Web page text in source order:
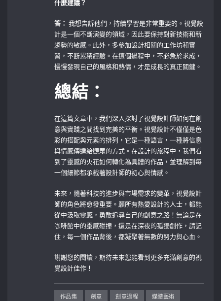
什麼建議？
答： 我想告訴他們，持續學習是非常重要的。視覺設
計是一個不斷演變的領域，因此要保持對新技術和新
趨勢的敏感。此外，多參加設計相關的工作坊和實
習，不断累積經驗。在這個過程中，不必急於求成，
慢慢發現自己的風格和熱情，才是成長的真正關鍵。
總結：
在這篇文章中，我們深入探討了視覺設計師如何在創
意與實踐之間找到完美的平衡。視覺設計不僅僅是色
彩的搭配與元素的排列，它是一種語言，一種將信息
與情感傳達給觀眾的方式。在設計的旅程中，我們看
到了靈感的火花如何轉化為具體的作品，並理解到每
一個細節都承載著設計師的初心與情感。
未來，隨著科技的進步與市場需求的變革，視覺設計
師的角色將愈發重要。願所有熱愛設計的人士，都能
從中汲取靈感，勇敢追尋自己的創意之路！無論是在
咖啡館中的靈感碰撞，還是在深夜的孤獨創作，請記
住，每一個作品背後，都凝聚著無數的努力與心血。
謝謝您的閱讀，期待未來您能看到更多充滿創意的視
覺設計佳作！
作品集 創意 創意過程 媒體藝術